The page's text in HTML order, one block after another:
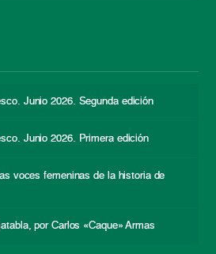
Junio 2026. Segunda edición
Junio 2026. Primera edición
voces femeninas de la historia de
por Carlos «Caque» Armas